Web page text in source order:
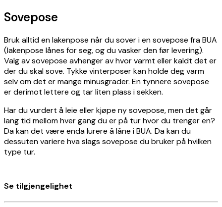
Sovepose
Bruk alltid en lakenpose når du sover i en sovepose fra BUA
(lakenpose lånes for seg, og du vasker den før levering).
Valg av sovepose avhenger av hvor varmt eller kaldt det er
der du skal sove. Tykke vinterposer kan holde deg varm
selv om det er mange minusgrader. En tynnere sovepose
er derimot lettere og tar liten plass i sekken.
Har du vurdert å leie eller kjøpe ny sovepose, men det går
lang tid mellom hver gang du er på tur hvor du trenger en?
Da kan det være enda lurere å låne i BUA. Da kan du
dessuten variere hva slags sovepose du bruker på hvilken
type tur.
Se tilgjengelighet